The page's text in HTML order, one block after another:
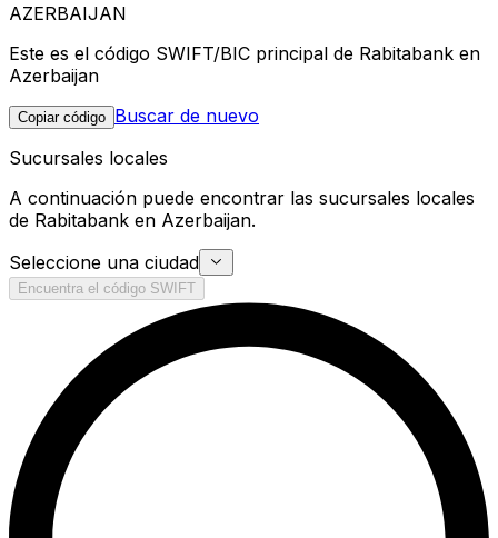
AZERBAIJAN
Este es el código SWIFT/BIC principal de Rabitabank en
Azerbaijan
Copiar código Buscar de nuevo
Sucursales locales
A continuación puede encontrar las sucursales locales
de Rabitabank en Azerbaijan.
Seleccione una ciudad
Encuentra el código SWIFT